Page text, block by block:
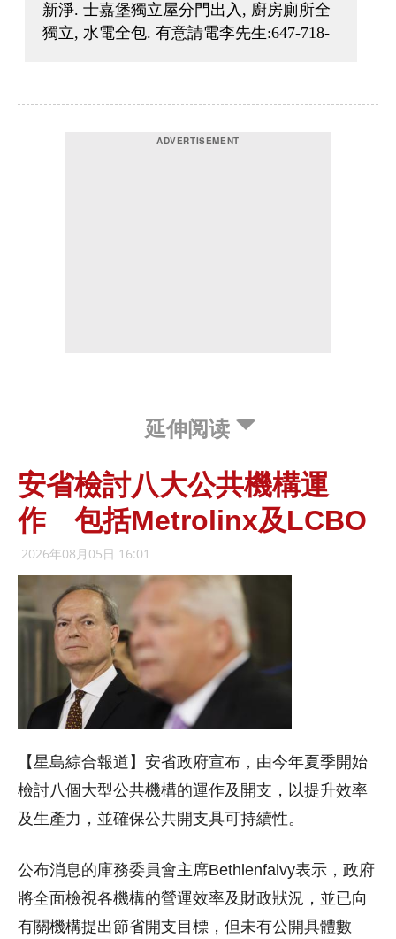
延伸阅读
安省檢討八大公共機構運
作 包括Metrolinx及LCBO
2026年08月05日 16:01
【星島綜合報道】安省政府宣布，由今年夏季開始
檢討八個大型公共機構的運作及開支，以提升效率
及生產力，並確保公共開支具可持續性。
公布消息的庫務委員會主席Bethlenfalvy表示，政府
將全面檢視各機構的營運效率及財政狀況，並已向
有關機構提出節省開支目標，但未有公開具體數